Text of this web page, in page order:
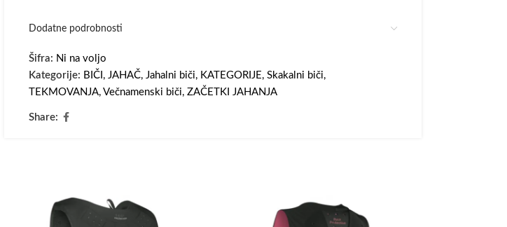
Dodatne podrobnosti
Šifra: Ni na voljo
Kategorije: BIČI , JAHAČ, Jahalni biči, KATEGORIJE, Skakalni biči,
TEKMOVANJA, Večnamenski biči, ZAČETKI JAHANJA
Share: